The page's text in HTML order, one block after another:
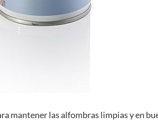
mantener las alfombras limpias y en